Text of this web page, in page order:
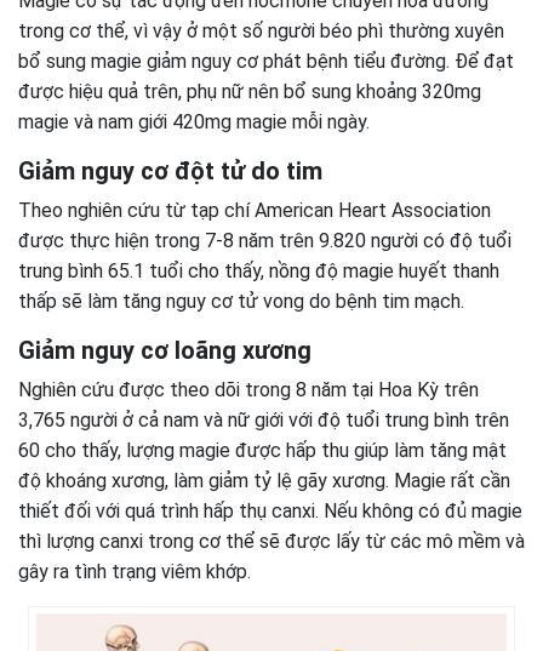
trong cơ thể, vì vậy ở một số người béo phì thường xuyên
bổ sung magie giảm nguy cơ phát bệnh tiểu đường. Để đạt
được hiệu quả trên, phụ nữ nên bổ sung khoảng 320mg
magie và nam giới 420mg magie mỗi ngày.
Giảm nguy cơ đột tử do tim
Theo nghiên cứu từ tạp chí American Heart Association
được thực hiện trong 7-8 năm trên 9.820 người có độ tuổi
trung bình 65.1 tuổi cho thấy, nồng độ magie huyết thanh
thấp sẽ làm tăng nguy cơ tử vong do bệnh tim mạch.
Giảm nguy cơ loãng xương
Nghiên cứu được theo dõi trong 8 năm tại Hoa Kỳ trên
3,765 người ở cả nam và nữ giới với độ tuổi trung bình trên
60 cho thấy, lượng magie được hấp thu giúp làm tăng mật
độ khoáng xương, làm giảm tỷ lệ gãy xương. Magie rất cần
thiết đối với quá trình hấp thụ canxi. Nếu không có đủ magie
thì lượng canxi trong cơ thể sẽ được lấy từ các mô mềm và
gây ra tình trạng viêm khớp.